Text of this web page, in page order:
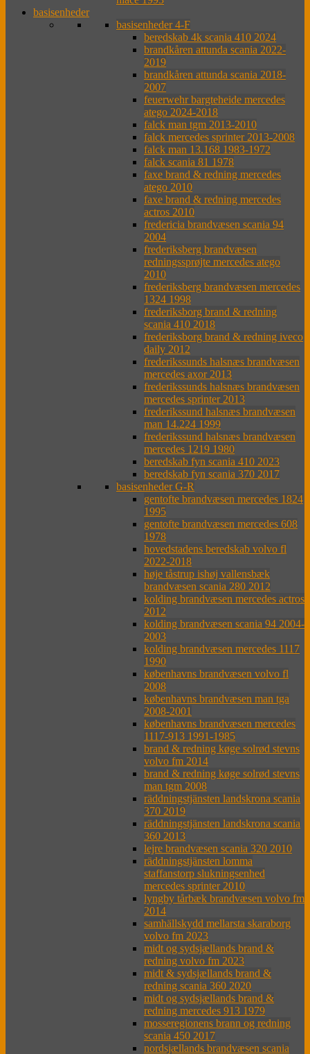
basisenheder
basisenheder 4-F
beredskab 4k scania 410 2024
brandkåren attunda scania 2022-
2019
brandkåren attunda scania 2018-
2007
feuerwehr bargteheide mercedes
atego 2024-2018
falck man tgm 2013-2010
falck mercedes sprinter 2013-2008
falck man 13.168 1983-1972
falck scania 81 1978
faxe brand & redning mercedes
atego 2010
faxe brand & redning mercedes
actros 2010
fredericia brandvæsen scania 94
2004
frederiksberg brandvæsen
redningssprøjte mercedes atego
2010
frederiksberg brandvæsen mercedes
1324 1998
frederiksborg brand & redning
scania 410 2018
frederiksborg brand & redning iveco
daily 2012
frederikssunds halsnæs brandvæsen
mercedes axor 2013
frederikssunds halsnæs brandvæsen
mercedes sprinter 2013
frederikssund halsnæs brandvæsen
man 14.224 1999
frederikssund halsnæs brandvæsen
mercedes 1219 1980
beredskab fyn scania 410 2023
beredskab fyn scania 370 2017
basisenheder G-R
gentofte brandvæsen mercedes 1824
1995
gentofte brandvæsen mercedes 608
1978
hovedstadens beredskab volvo fl
2022-2018
høje tåstrup ishøj vallensbæk
brandvæsen scania 280 2012
kolding brandvæsen mercedes actros
2012
kolding brandvæsen scania 94 2004-
2003
kolding brandvæsen mercedes 1117
1990
københavns brandvæsen volvo fl
2008
københavns brandvæsen man tga
2008-2001
københavns brandvæsen mercedes
1117-913 1991-1985
brand & redning køge solrød stevns
volvo fm 2014
brand & redning køge solrød stevns
man tgm 2008
räddningstjänsten landskrona scania
370 2019
räddningstjänsten landskrona scania
360 2013
lejre brandvæsen scania 320 2010
räddningstjänsten lomma
staffanstorp slukningsenhed
mercedes sprinter 2010
lyngby tårbæk brandvæsen volvo fm
2014
samhällskydd mellarsta skaraborg
volvo fm 2023
midt og sydsjællands brand &
redning volvo fm 2023
midt & sydsjællands brand &
redning scania 360 2020
midt og sydsjællands brand &
redning mercedes 913 1979
mosseregionens brann og redning
scania 450 2017
nordsjællands brandvæsen scania